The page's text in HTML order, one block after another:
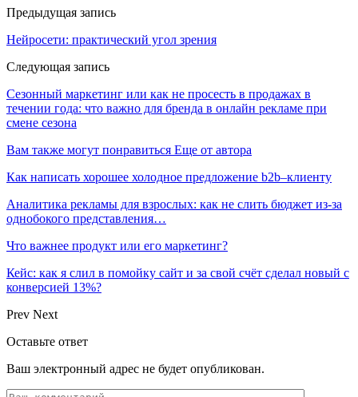
Предыдущая запись
Нейросети: практический угол зрения
Следующая запись
Сезонный маркетинг или как не просесть в продажах в
течении года: что важно для бренда в онлайн рекламе при
смене сезона
Вам также могут понравиться Еще от автора
Как написать хорошее холодное предложение b2b–клиенту
Аналитика рекламы для взрослых: как не слить бюджет из-за
однобокого представления…
Что важнее продукт или его маркетинг?
Кейс: как я слил в помойку сайт и за свой счёт сделал новый с
конверсией 13%?
Prev Next
Оставьте ответ
Ваш электронный адрес не будет опубликован.